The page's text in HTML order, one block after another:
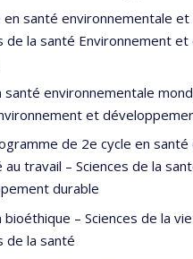
en santé environnementale et
de la santé Environnement
santé environnementale
et
de 2e cycle en
travail – Sciences de la
durable
bioéthique – Sciences de la
de la santé